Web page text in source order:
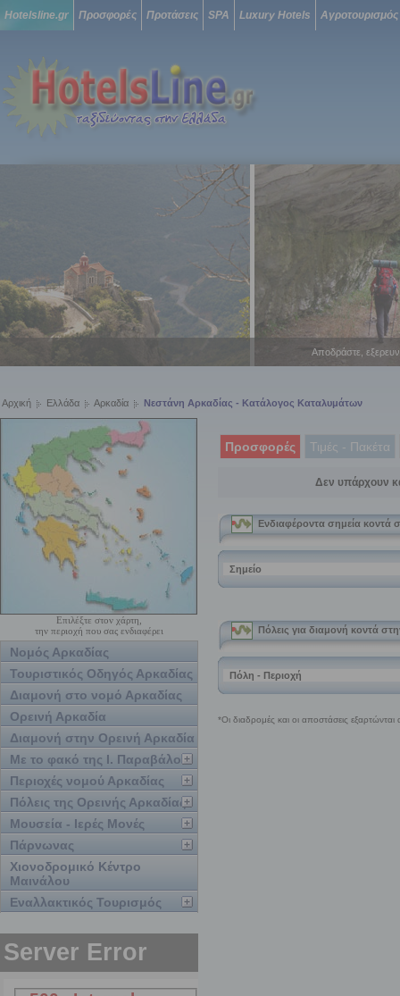
Hotelsline.gr Προσφορές Προτάσεις SPA Luxury Hotels Αγροτουρισμός
Αποδράστε,
Αρχική Ελλάδα Αρκαδία Νεστάνη Αρκαδίας - Κατάλογος Καταλυμάτων
Επιλέξτε στον χάρτη,
την περιοχή που σας ενδιαφέρει
Νομός Αρκαδίας
Τουριστικός Οδηγός Αρκαδίας
Διαμονή στο νομό Αρκαδίας
Ορεινή Αρκαδία
Διαμονή στην Ορεινή Αρκαδία
Με το φακό της Ι. Παραβάλου
Περιοχές νομού Αρκαδίας
Πόλεις της Ορεινής Αρκαδίας
Μουσεία - Ιερές Μονές
Πάρνωνας
Χιονοδρομικό Κέντρο
Μαινάλου
Εναλλακτικός Τουρισμός
Προσφορές Τιμές - Πακέτα
Δεν υπάρχουν